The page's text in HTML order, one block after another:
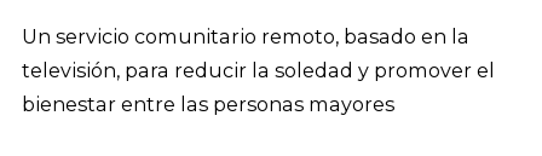
Un servicio comunitario remoto, basado en la
televisión, para reducir la soledad y promover el
bienestar entre las personas mayores